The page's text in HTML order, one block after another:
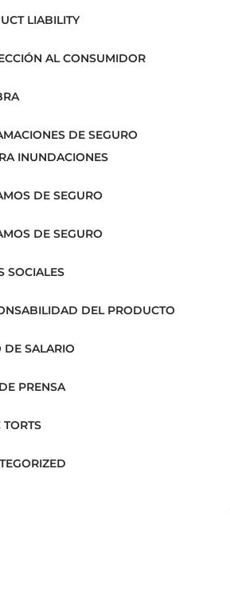
LIABILITY
AL CONSUMIDOR
DE SEGURO
INUNDACIONES
DE SEGURO
DE SEGURO
SOCIALES
DEL PRODUCTO
DE SALARIO
PRENSA
TORTS